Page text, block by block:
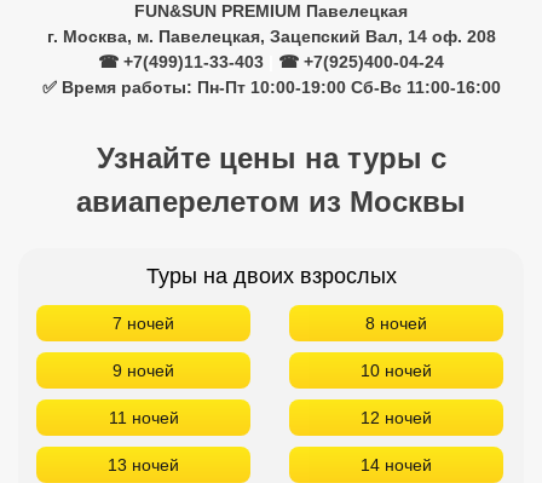
FUN&SUN PREMIUM Павелецкая
г. Москва, м. Павелецкая, Зацепский Вал, 14 оф. 208
☎ +7(499)11-33-403
☎ +7(925)400-04-24
✅ Время работы: Пн-Пт 10:00-19:00 Сб-Вс 11:00-16:00
Узнайте цены на туры с
авиаперелетом из Москвы
Туры на двоих взрослых
7 ночей 8 ночей
9 ночей 10 ночей
11 ночей 12 ночей
13 ночей 14 ночей